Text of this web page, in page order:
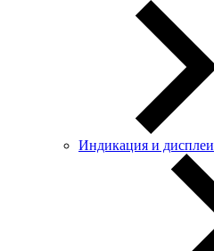
Индикация и дисплеи